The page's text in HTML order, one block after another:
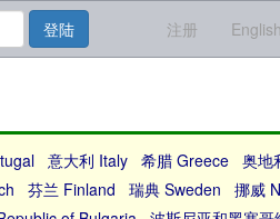
登陆 注册 English
意大利 Italy 希腊 Greece 奥地
芬兰 Finland 瑞典 Sweden 挪威